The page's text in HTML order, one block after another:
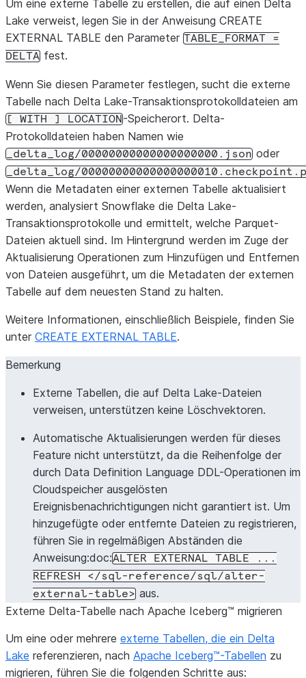
Um eine externe Tabelle zu erstellen, die auf einen Delta
Lake verweist, legen Sie in der Anweisung CREATE
EXTERNAL TABLE den Parameter TABLE_FORMAT
=
DELTA fest.
Wenn Sie diesen Parameter festlegen, sucht die externe
Tabelle nach Delta Lake-Transaktionsprotokolldateien am
[ WITH ] LOCATION-Speicherort. Delta-
Protokolldateien haben Namen wie
_delta_log/00000000000000000000.json oder
_delta_log/
Wenn die Metadaten einer externen Tabelle aktualisiert
werden, analysiert Snowflake die Delta Lake-
Transaktionsprotokolle und ermittelt, welche Parquet-
Dateien aktuell sind. Im Hintergrund werden im Zuge der
Aktualisierung Operationen zum Hinzufügen und Entfernen
von Dateien ausgeführt, um die Metadaten der externen
Tabelle auf dem neuesten Stand zu halten.
Weitere Informationen, einschließlich Beispiele, finden Sie
unter CREATE EXTERNAL TABLE.
Bemerkung
Externe Tabellen, die auf Delta Lake-Dateien
verweisen, unterstützen keine Löschvektoren.
Automatische Aktualisierungen werden für dieses
Feature nicht unterstützt, da die Reihenfolge der
durch Data Definition Language DDL-Operationen im
Cloudspeicher ausgelösten
Ereignisbenachrichtigungen nicht garantiert ist. Um
hinzugefügte oder entfernte Dateien zu registrieren,
führen Sie in regelmäßigen Abständen die
Anweisung:doc:ALTER EXTERNAL TABLE
...
REFRESH
</sql-reference/sql/alter-
external-table> aus.
Externe Delta-Tabelle nach Apache Iceberg™ migrieren
Um eine oder mehrere externe Tabellen, die ein Delta
Lake referenzieren, nach Apache Iceberg™-Tabellen zu
migrieren, führen Sie die folgenden Schritte aus: